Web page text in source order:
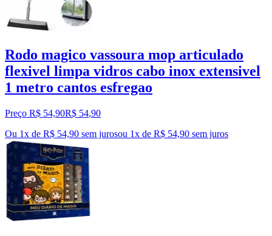
Rodo magico vassoura mop articulado
flexivel limpa vidros cabo inox extensivel
1 metro cantos esfregao
Preço R$ 54,90R$ 54,90
Ou 1x de R$ 54,90 sem jurosou 1x de R$ 54,90 sem juros